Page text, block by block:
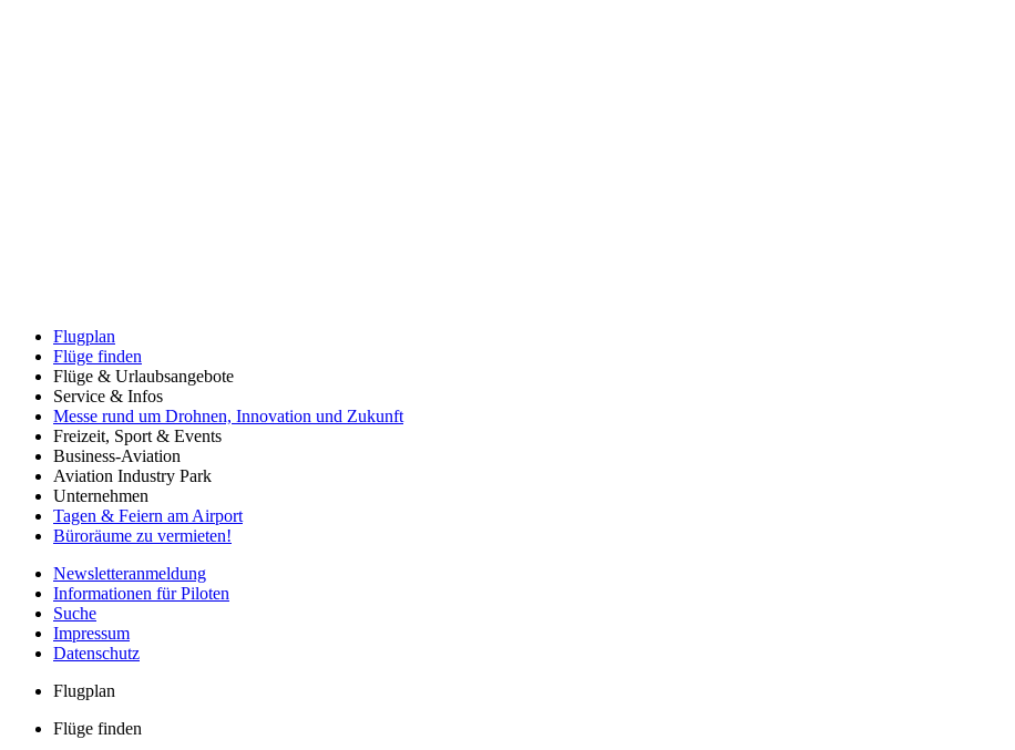
Flugplan
Flüge finden
Flüge & Urlaubsangebote
Service & Infos
Messe rund um Drohnen, Innovation und Zukunft
Freizeit, Sport & Events
Business-Aviation
Aviation Industry Park
Unternehmen
Tagen & Feiern am Airport
Büroräume zu vermieten!
Newsletteranmeldung
Informationen für Piloten
Suche
Impressum
Datenschutz
Flugplan
Flüge finden